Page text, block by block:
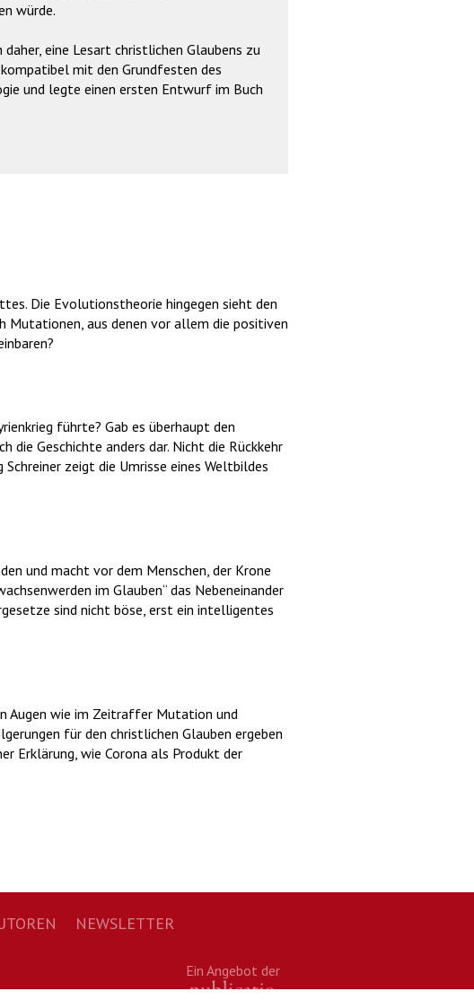
würde.
eine Lesart christlichen Glaubens zu
mit den Grundfesten des
und legte einen ersten Entwurf im Buch
Die Evolutionstheorie hingegen sieht den
Mutationen, aus denen vor allem die positiven
führte? Gab es überhaupt den
Geschichte anders dar. Nicht die Rückkehr
zeigt die Umrisse eines Weltbildes
und macht vor dem Menschen, der Krone
im Glauben“ das Nebeneinander
sind nicht böse, erst ein intelligentes
Augen wie im Zeitraffer Mutation und
für den christlichen Glauben ergeben
Erklärung, wie Corona als Produkt der
NEWSLETTER
Ein Angebot der